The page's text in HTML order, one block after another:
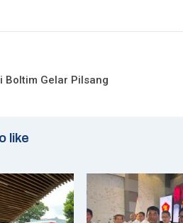
Boltim Gelar Pilsang
like